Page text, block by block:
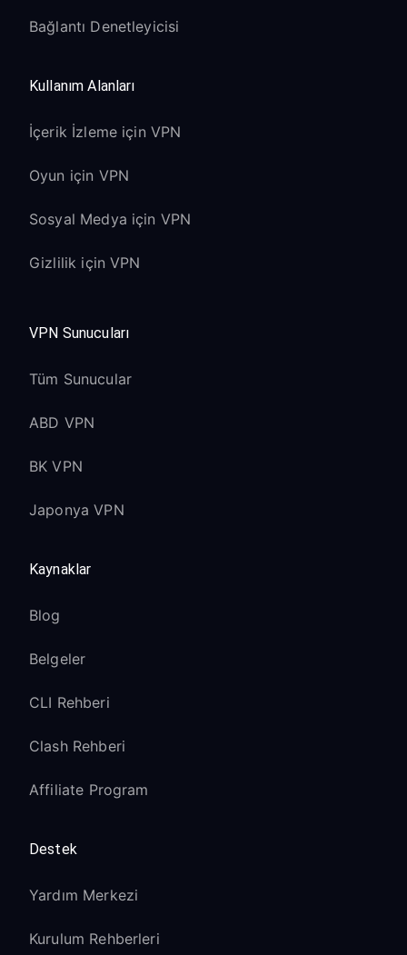
Bağlantı Denetleyicisi
Kullanım Alanları
İçerik İzleme için VPN
Oyun için VPN
Sosyal Medya için VPN
Gizlilik için VPN
VPN Sunucuları
Tüm Sunucular
ABD VPN
BK VPN
Japonya VPN
Kaynaklar
Blog
Belgeler
CLI Rehberi
Clash Rehberi
Affiliate Program
Destek
Yardım Merkezi
Kurulum Rehberleri